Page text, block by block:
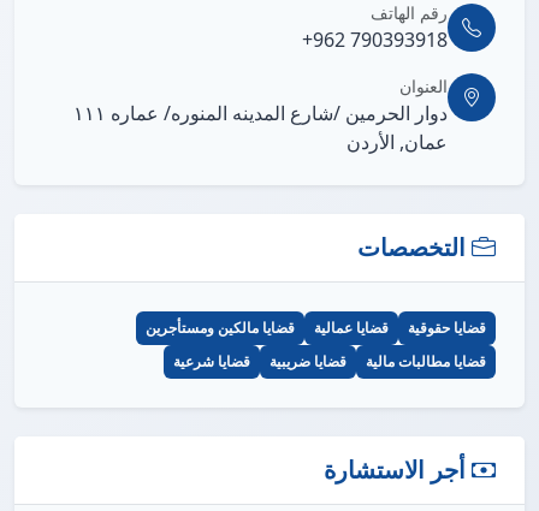
رقم الهاتف
+962 790393918
العنوان
دوار الحرمين /شارع المدينه المنوره/ عماره ١١١
عمان, الأردن
التخصصات
قضايا حقوقية قضايا عمالية
قضايا مالكين ومستأجرين
قضايا مطالبات مالية
قضايا ضريبية قضايا شرعية
أجر الاستشارة